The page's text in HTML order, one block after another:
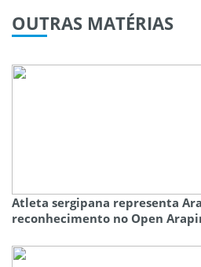
OUTRAS MATÉRIAS
Atleta sergipana representa
reconhecimento no Open